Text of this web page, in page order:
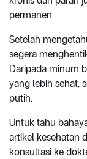
permanen.
Setelah
segera
Daripada minum
yang lebih sehat,
putih.
Untuk tahu
artikel kesehatan
konsultasi ke